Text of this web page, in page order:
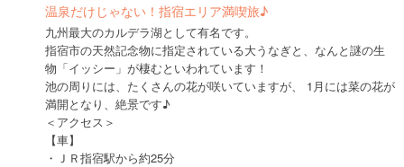
温泉だけじゃない！指宿エリア満喫旅♪
九州最大のカルデラ湖として有名です。
指宿市の天然記念物に指定されている大うなぎと、なんと謎の生
物「イッシー」が棲むといわれています！
池の周りには、たくさんの花が咲いていますが、 1月には菜の花が
満開となり、絶景です♪
＜アクセス＞
【車】
・ＪＲ指宿駅から約25分